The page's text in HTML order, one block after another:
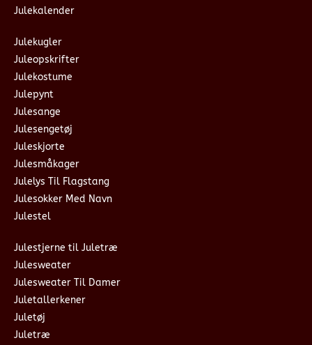
Julekalender
Julekugler
Juleopskrifter
Julekostume
Julepynt
Julesange
Julesengetøj
Juleskjorte
Julesmåkager
Julelys Til Flagstang
Julesokker Med Navn
Julestel
Julestjerne til Juletræ
Julesweater
Julesweater Til Damer
Juletallerkener
Juletøj
Juletræ